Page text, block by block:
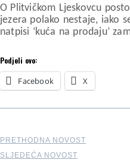
O Plitvičkom Ljeskovcu
jezera polako nestaje, iako
natpisi ‘kuća na prodaju’
Podjeli ovo:
Facebook X
PRETHODNA NOVOST
SLJEDEĆA NOVOST